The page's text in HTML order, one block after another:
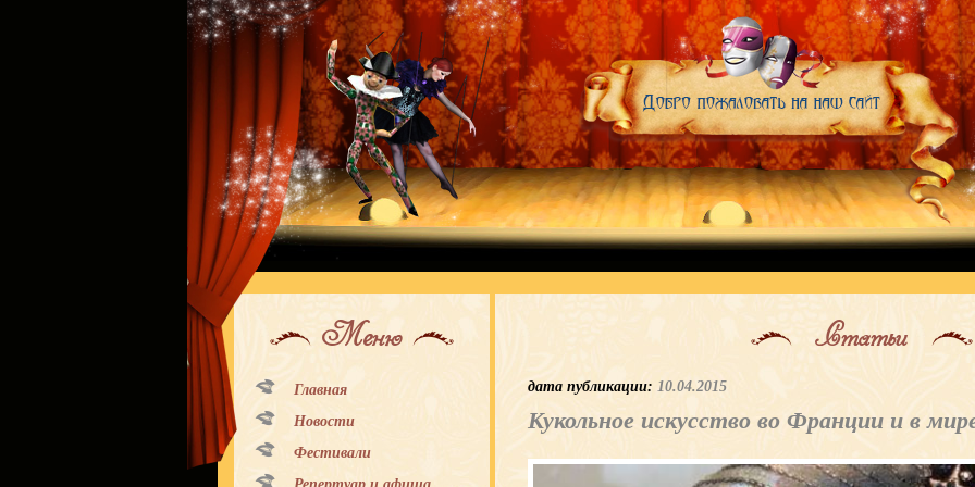
Меню
Главная
Новости
Фестивали
Статьи
дата публикации: 10.04.2015
Кукольное искусство во Франции и в